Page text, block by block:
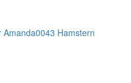
Amanda0043 Hamstern